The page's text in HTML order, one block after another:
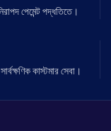
পেমেন্ট পদ্ধতিতে।
কাস্টমার সেবা।